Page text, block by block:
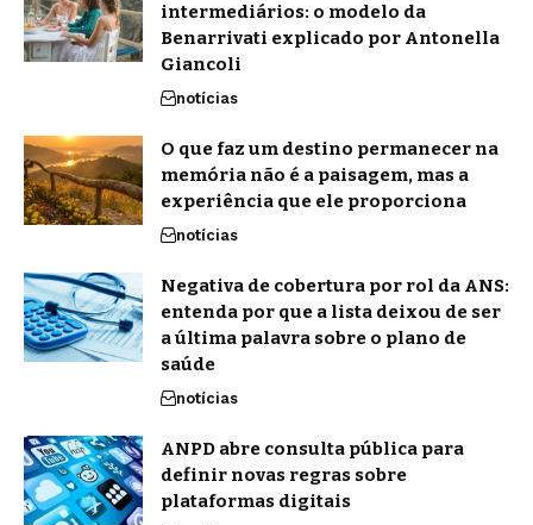
intermediários: o modelo da
Benarrivati explicado por Antonella
Giancoli
notícias
O que faz um destino permanecer na
memória não é a paisagem, mas a
experiência que ele proporciona
notícias
Negativa de cobertura por rol da ANS:
entenda por que a lista deixou de ser
a última palavra sobre o plano de
saúde
notícias
ANPD abre consulta pública para
definir novas regras sobre
plataformas digitais